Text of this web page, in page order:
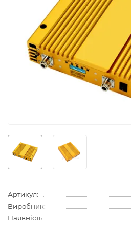
Артикул:
Виробник:
Наявність: